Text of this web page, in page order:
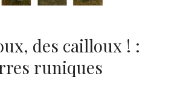
des cailloux ! :
runiques